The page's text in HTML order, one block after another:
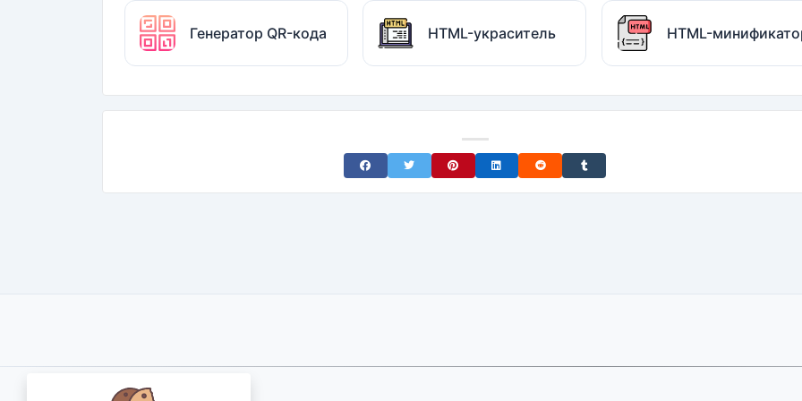
Генератор QR-кода HTML-украситель HTML-
Share on Facebook
Share on TwitterShare on Pinterest
Share on LinkedIn
Share on RedditShare on Tumblr